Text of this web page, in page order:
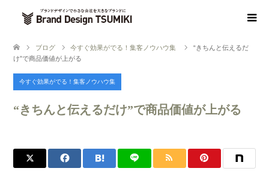
ブログ 今すぐ効果がでる！集客ノウハウ集
“きちんと伝えるだ
け”で商品価値が上がる
今すぐ効果がでる！集客ノウハウ集
“きちんと伝えるだけ”で商品価値が上がる